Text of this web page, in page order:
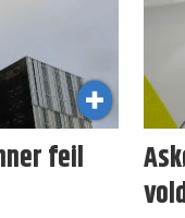
feil